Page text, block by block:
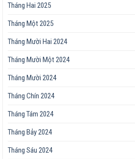
Tháng Hai 2025
Tháng Một 2025
Tháng Mười Hai 2024
Tháng Mười Một 2024
Tháng Mười 2024
Tháng Chín 2024
Tháng Tám 2024
Tháng Bảy 2024
Tháng Sáu 2024